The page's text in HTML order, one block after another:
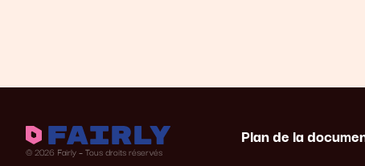
© 2026 Fairly – Tous droits réservés
Plan de la